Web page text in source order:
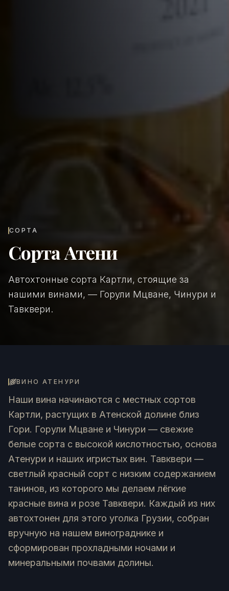
СОРТА
Сорта Атени
Автохтонные сорта Картли, стоящие за
нашими винами, — Горули Мцване, Чинури и
Тавквери.
ВИНО АТЕНУРИ
Наши вина начинаются с местных сортов
Картли, растущих в Атенской долине близ
Гори. Горули Мцване и Чинури — свежие
белые сорта с высокой кислотностью, основа
Атенури и наших игристых вин. Тавквери —
светлый красный сорт с низким содержанием
танинов, из которого мы делаем лёгкие
красные вина и розе Тавквери. Каждый из них
автохтонен для этого уголка Грузии, собран
вручную на нашем винограднике и
сформирован прохладными ночами и
минеральными почвами долины.